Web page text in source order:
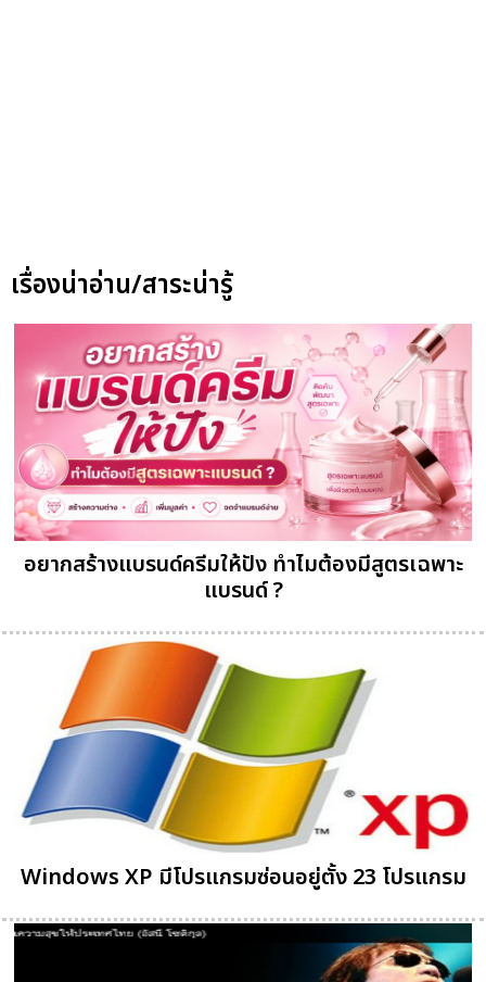
เรื่องน่าอ่าน/สาระน่ารู้
อยากสร้างแบรนด์ครีมให้ปัง ทำไมต้องมีสูตรเฉพาะ
แบรนด์ ?
Windows XP มีโปรแกรมซ่อนอยู่ตั้ง 23 โปรแกรม